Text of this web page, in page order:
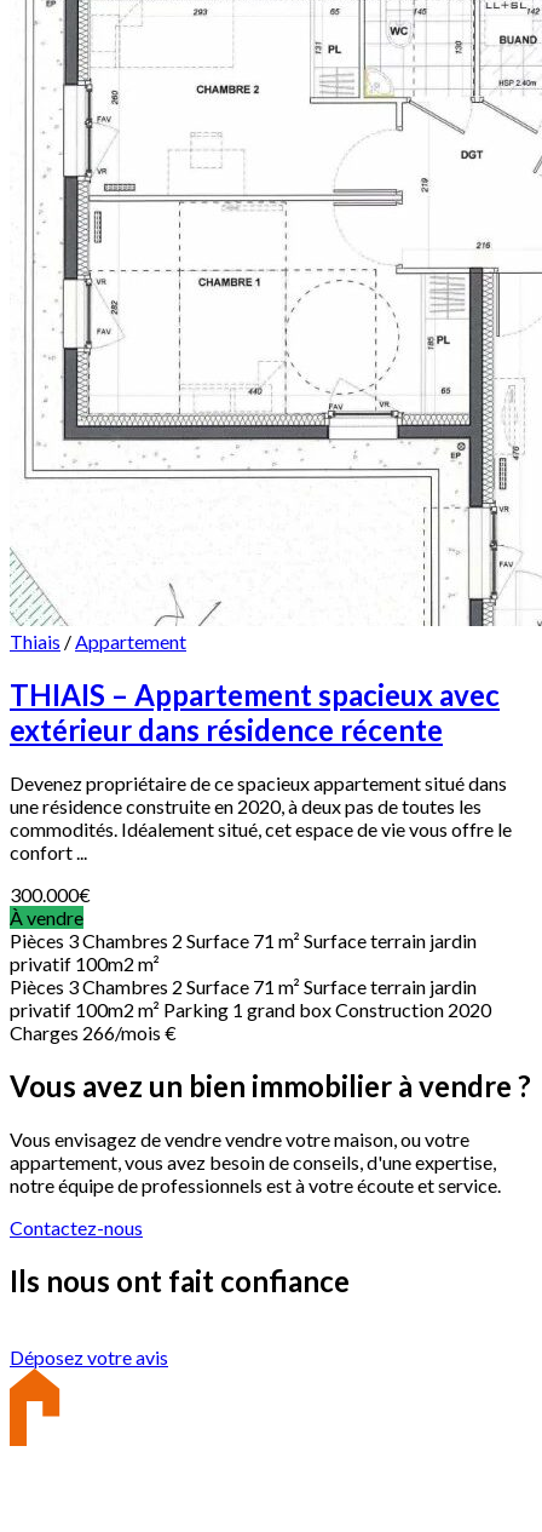
Thiais /Appartement
THIAIS – Appartement spacieux avec
extérieur dans résidence récente
Devenez propriétaire de ce spacieux appartement situé dans
une résidence construite en 2020, à deux pas de toutes les
commodités. Idéalement situé, cet espace de vie vous offre le
confort ...
300.000€
À vendre
Pièces 3Chambres 2 Surface 71 m² Surface terrain jardin
privatif 100m2 m²
Pièces 3Chambres 2 Surface 71 m² Surface terrain jardin
privatif 100m2 m² Parking 1 grand boxConstruction 2020
Charges 266/mois €
Vous avez un bien immobilier à vendre ?
Vous envisagez de vendre vendre votre maison, ou votre
appartement, vous avez besoin de conseils, d'une expertise,
notre équipe de professionnels est à votre écoute et service.
Contactez-nous
Ils nous ont fait confiance
Déposez votre avis